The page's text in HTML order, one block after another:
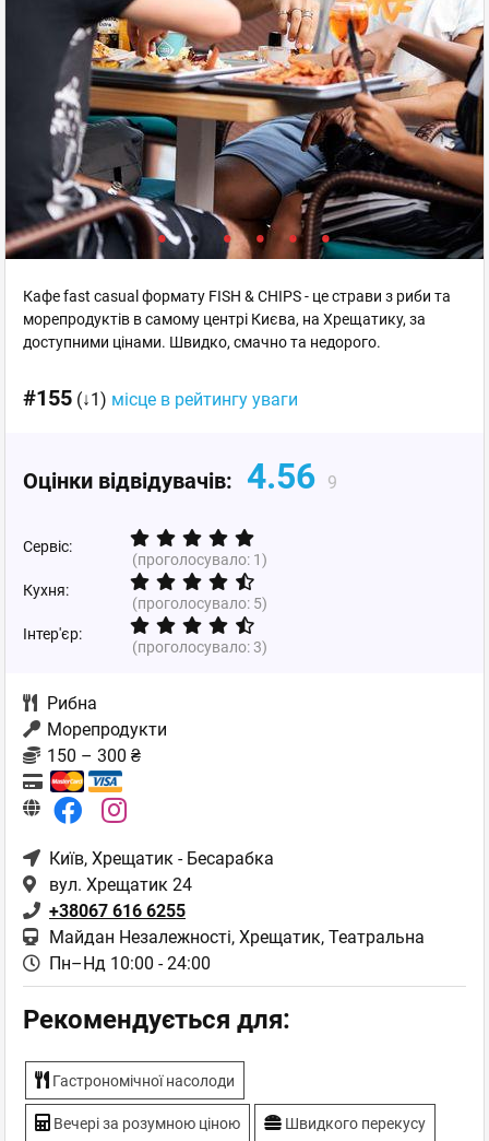
Кафе fast casual формату FISH & CHIPS - це страви з риби та
морепродуктів в самому центрі Києва, на Хрещатику, за
доступними цінами. Швидко, смачно та недорого.
#155 (↓1) місце в рейтингу уваги
Оцінки відвідувачів: 4.56 9
Сервіс:
(проголосувало: 1)
Кухня:
(проголосувало: 5)
Інтер'єр:
(проголосувало:3)
Рибна
Морепродукти
150 – 300 ₴
Київ, Хрещатик - Бесарабка
вул. Хрещатик 24
+38067 616 6255
Майдан Незалежності, Хрещатик, Театральна
Пн–Нд 10:00 - 24:00
Рекомендується для:
Гастрономічної насолоди
Вечері за розумною ціною Швидкого перекусу